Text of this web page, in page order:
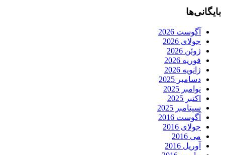
بایگانی‌ها
آگوست 2026
جولای 2026
ژوئن 2026
فوریه 2026
ژانویه 2026
دسامبر 2025
نوامبر 2025
اکتبر 2025
سپتامبر 2025
آگوست 2016
جولای 2016
می 2016
آوریل 2016